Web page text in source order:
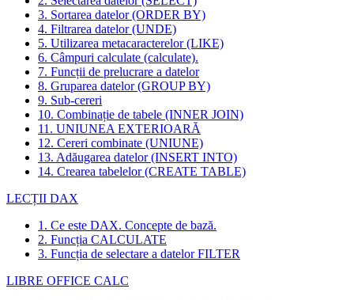
3. Sortarea datelor (ORDER BY)
4. Filtrarea datelor (UNDE)
5. Utilizarea metacaracterelor (LIKE)
6. Câmpuri calculate (calculate).
7. Funcții de prelucrare a datelor
8. Gruparea datelor (GROUP BY)
9. Sub-cereri
10. Combinație de tabele (INNER JOIN)
11. UNIUNEA EXTERIOARĂ
12. Cereri combinate (UNIUNE)
13. Adăugarea datelor (INSERT INTO)
14. Crearea tabelelor (CREATE TABLE)
LECȚII DAX
1. Ce este DAX. Concepte de bază.
2. Funcția CALCULATE
3. Funcția de selectare a datelor FILTER
LIBRE OFFICE CALC